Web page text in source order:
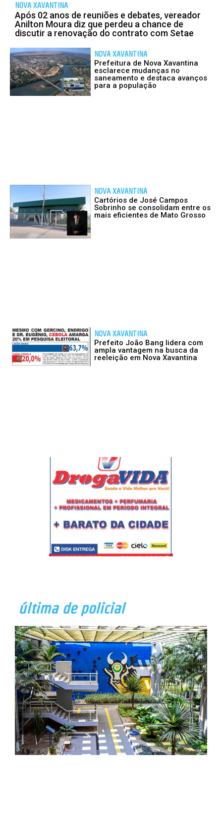
NOVA XAVANTINA
Após 02 anos de reuniões e debates, vereador
Anilton Moura diz que perdeu a chance de
discutir a renovação do contrato com Setae
NOVA XAVANTINA
Prefeitura de Nova Xavantina
esclarece mudanças no
saneamento e destaca avanços
para a população
NOVA XAVANTINA
Cartórios de José Campos
Sobrinho se consolidam entre os
mais eficientes de Mato Grosso
NOVA XAVANTINA
Prefeito João Bang lidera com
ampla vantagem na busca da
reeleição em Nova Xavantina
última de policial